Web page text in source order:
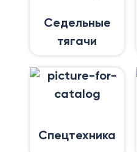
Седельные
тягачи
Спецтехника